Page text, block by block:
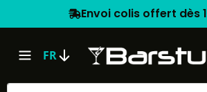
Envoi colis offert dès
FR